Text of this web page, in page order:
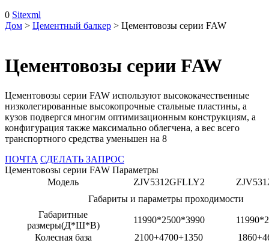
0 Sitexml
Дом > Цементный балкер > Цементовозы серии FAW
Цементовозы серии FAW
Цементовозы серии FAW используют высококачественные
низколегированные высокопрочные стальные пластины, а
кузов подвергся многим оптимизационным конструкциям, а
конфигурация также максимально облегчена, а вес всего
транспортного средства уменьшен на 8
ПОЧТА СДЕЛАТЬ ЗАПРОС
Цементовозы серии FAW Параметры
Модель
ZJV5312GFLLY2
Габариты и параметры проходимости
Габаритные
размеры(Д*Ш*В)
11990*2500*3990
Колесная база
2100+4700+1350